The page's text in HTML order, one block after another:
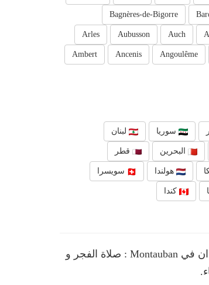
Bagnères-de-Bigorre
Auch
Aubusson
Arles
Angoulême
Ancenis
Ambert
سوريا لبنان
البحرين قطر
هولندا سويسرا
كندا
نقدم لك في هذه الصفحة مواقيت الصلوات الخمس ومواعيد رفع الأذان في Montauban : صلاة الفجر و